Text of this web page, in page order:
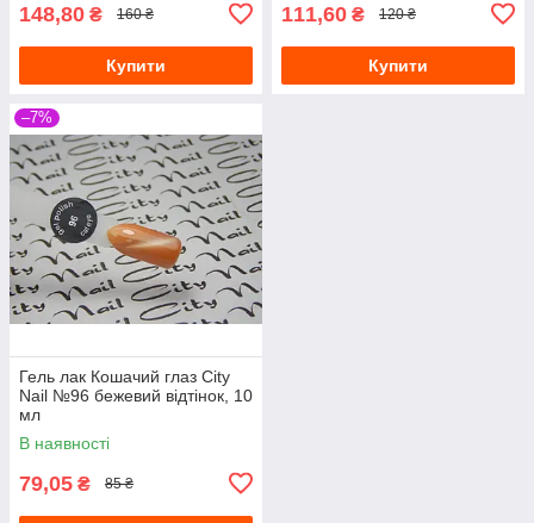
148,80 ₴ 160 ₴
Купити
111,60 ₴ 120 ₴
Купити
–7%
Гель лак Кошачий глаз City
Nail №96 бежевий відтінок, 10
мл
В наявності
79,05 ₴ 85 ₴